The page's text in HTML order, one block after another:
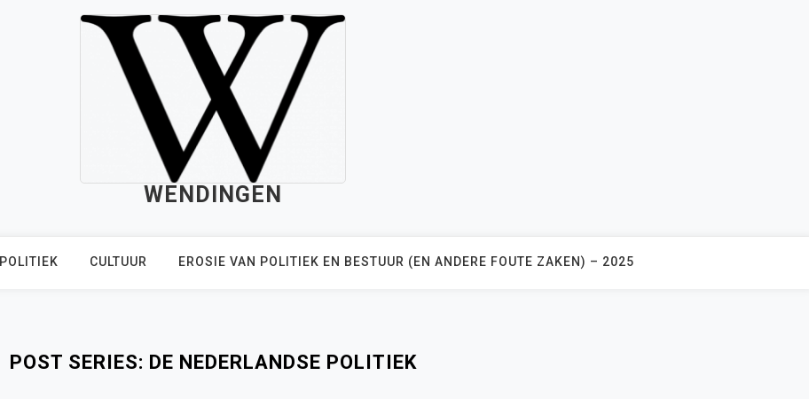
WENDINGEN
POLITIEK CULTUUR EROSIE VAN POLITIEK EN BESTUUR (EN ANDERE FOUTE ZAKEN) – 2025
POST SERIES: DE NEDERLANDSE POLITIEK